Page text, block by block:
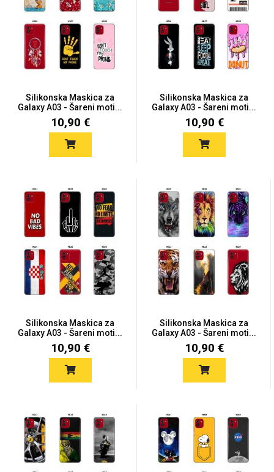
Silikonska Maskica za
Galaxy A03 - Šareni moti...
10,90 €
Silikonska Maskica za
Galaxy A03 - Šareni moti...
10,90 €
Silikonska Maskica za
Galaxy A03 - Šareni moti...
10,90 €
Silikonska Maskica za
Galaxy A03 - Šareni moti...
10,90 €
Svijet životinja Auto - Moto motivi
Mandale / Cvjetni
MarbleMania
Gaming motivi Crtani filmovi
Sportski motivi Obiteljski motivi